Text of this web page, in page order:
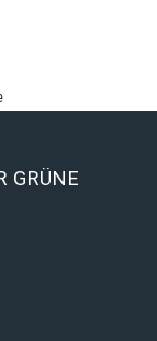
GRÜNE